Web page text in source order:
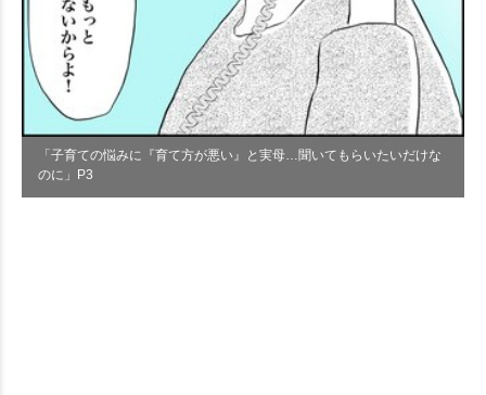
「子育ての悩みに『育て方が悪い』と実母…聞いてもらいたいだけな
のに」P3